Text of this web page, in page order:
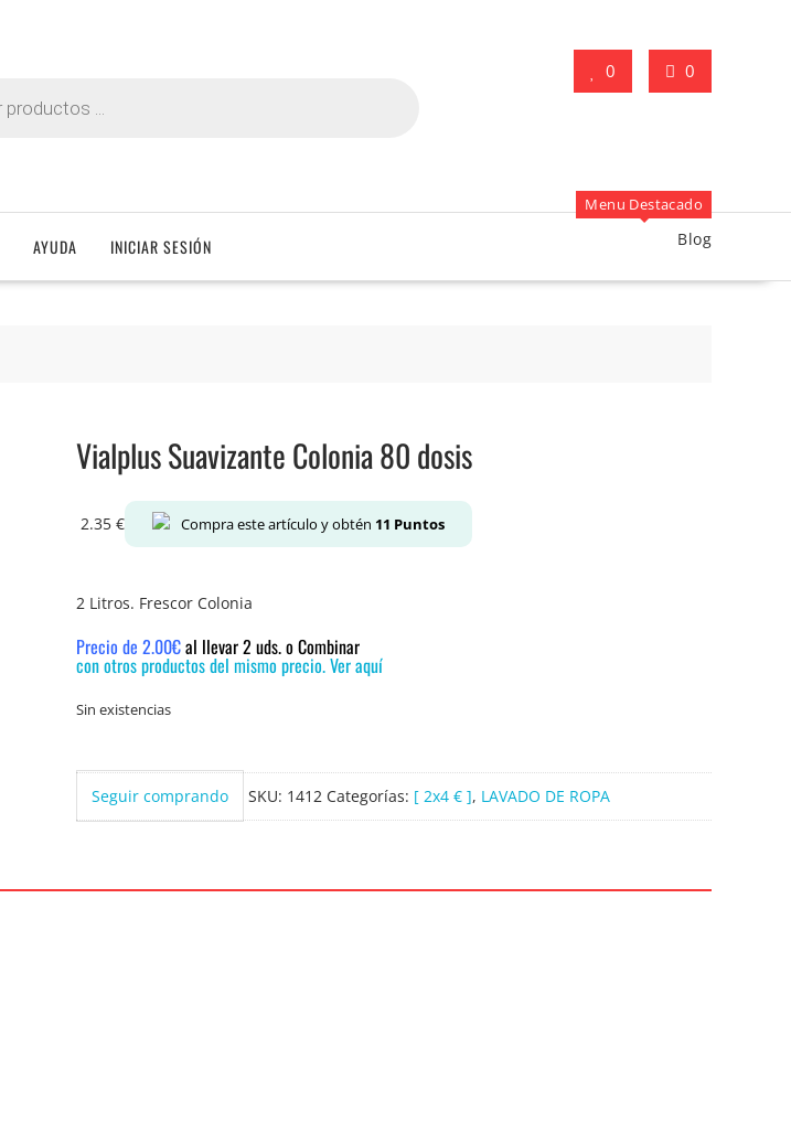
0 0
AYUDA INICIAR SESIÓN
Menu Destacado
Blog
Vialplus Suavizante Colonia 80 dosis
2.35 € Compra este artículo y obtén 11 Puntos
2 Litros. Frescor Colonia
Precio de 2.00€al llevar 2 uds. o Combinar
con otros productos del mismo precio. Ver aquí
Sin existencias
Seguir comprando SKU: 1412 Categorías: [ 2x4 € ], LAVADO DE ROPA